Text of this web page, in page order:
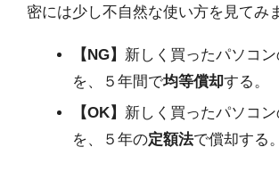
密には少し不自然な使い方を見てみ
【NG】 新しく買ったパソコ
を、５年間で均等償却する。
【OK】 新しく買ったパソコ
を、５年の定額法で償却する。